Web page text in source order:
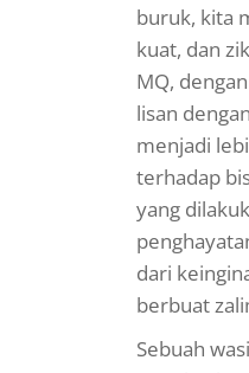
buruk, kita
kuat, dan
MQ,
lisan
menjadi
terhadap
yang
dari
berbuat
Sebuah